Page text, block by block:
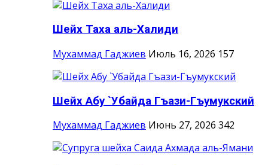
Шейх Таха аль-Халиди
Мухаммад Гаджиев Июль 16, 2026 157
Шейх Абу `Убайда Гъази-Гъумукский
Мухаммад Гаджиев Июнь 27, 2026 342